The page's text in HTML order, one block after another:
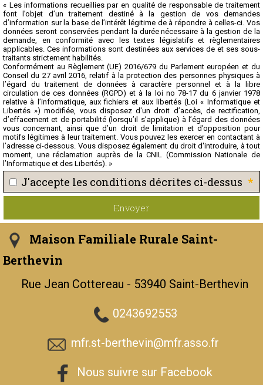
« Les informations recueillies par en qualité de responsable de traitement
font l’objet d’un traitement destiné à la gestion de vos demandes
d’information sur la base de l’intérêt légitime de à répondre à celles-ci. Vos
données seront conservées pendant la durée nécessaire à la gestion de la
demande, en conformité avec les textes législatifs et règlementaires
applicables. Ces informations sont destinées aux services de et ses sous-
traitants strictement habilités.
Conformément au Règlement (UE) 2016/679 du Parlement européen et du
Conseil du 27 avril 2016, relatif à la protection des personnes physiques à
l’égard du traitement de données à caractère personnel et à la libre
circulation de ces données (RGPD) et à la loi no 78-17 du 6 janvier 1978
relative à l’informatique, aux fichiers et aux libertés (Loi « Informatique et
Libertés ») modifiée, vous disposez d'un droit d’accès, de rectification,
d’effacement et de portabilité (lorsqu’il s’applique) à l’égard des données
vous concernant, ainsi que d’un droit de limitation et d’opposition pour
motifs légitimes à leur traitement. Vous pouvez les exercer en contactant à
l’adresse ci-dessous. Vous disposez également du droit d'introduire, à tout
moment, une réclamation auprès de la CNIL (Commission Nationale de
l’Informatique et des Libertés). »
J'accepte les conditions décrites ci-dessus *
Envoyer
Maison Familiale Rurale Saint-
Berthevin
Rue Jean Cottereau - 53940 Saint-Berthevin
0243692553
mfr.st-berthevin@mfr.asso.fr
Nous suivre sur Facebook